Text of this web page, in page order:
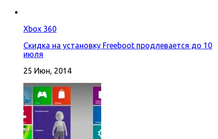
Xbox 360
Скидка на установку Freeboot продлевается до 10
июля
25 Июн, 2014